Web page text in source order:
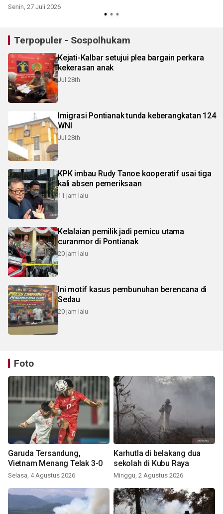
Senin, 27 Juli 2026
Terpopuler - Sospolhukam
Kejati-Kalbar setujui plea bargain perkara
kekerasan anak
Jul 28th
Imigrasi Pontianak tunda keberangkatan 124
WNI
Jul 28th
KPK imbau Rudy Tanoe kooperatif usai tiga
kali absen pemeriksaan
11 jam lalu
Kelalaian pemilik jadi pemicu utama
curanmor di Pontianak
20 jam lalu
Ini motif kasus pembunuhan berencana di
Sedau
20 jam lalu
Foto
Garuda Tersandung,
Vietnam Menang Telak 3-0
Selasa, 4 Agustus 2026
Karhutla di belakang dua
sekolah di Kubu Raya
Minggu, 2 Agustus 2026